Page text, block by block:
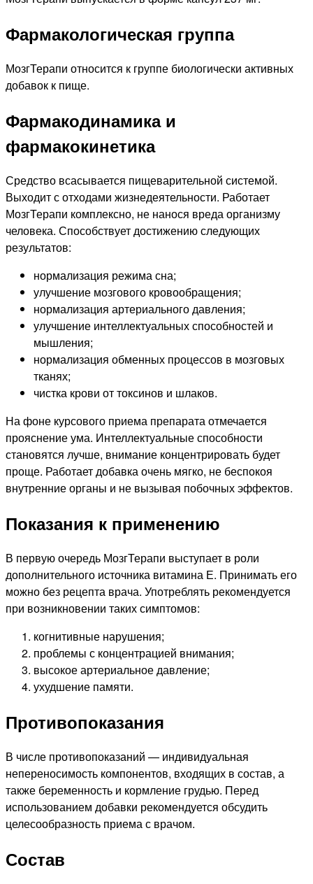
Фармакологическая группа
МозгТерапи относится к группе биологически активных
добавок к пище.
Фармакодинамика и
фармакокинетика
Средство всасывается пищеварительной системой.
Выходит с отходами жизнедеятельности. Работает
МозгТерапи комплексно, не нанося вреда организму
человека. Способствует достижению следующих
результатов:
нормализация режима сна;
улучшение мозгового кровообращения;
нормализация артериального давления;
улучшение интеллектуальных способностей и
мышления;
нормализация обменных процессов в мозговых
тканях;
чистка крови от токсинов и шлаков.
На фоне курсового приема препарата отмечается
прояснение ума. Интеллектуальные способности
становятся лучше, внимание концентрировать будет
проще. Работает добавка очень мягко, не беспокоя
внутренние органы и не вызывая побочных эффектов.
Показания к применению
В первую очередь МозгТерапи выступает в роли
дополнительного источника витамина Е. Принимать его
можно без рецепта врача. Употреблять рекомендуется
при возникновении таких симптомов:
когнитивные нарушения;
проблемы с концентрацией внимания;
высокое артериальное давление;
ухудшение памяти.
Противопоказания
В числе противопоказаний — индивидуальная
непереносимость компонентов, входящих в состав, а
также беременность и кормление грудью. Перед
использованием добавки рекомендуется обсудить
целесообразность приема с врачом.
Состав